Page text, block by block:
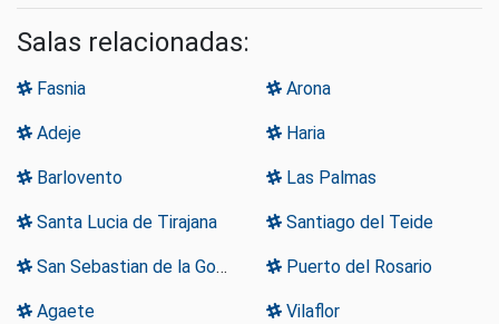
Salas relacionadas:
Fasnia Arona
Adeje Haria
Barlovento Las Palmas
Santa Lucia de Tirajana Santiago del Teide
San Sebastian de la Gomera Puerto del Rosario
Agaete Vilaflor